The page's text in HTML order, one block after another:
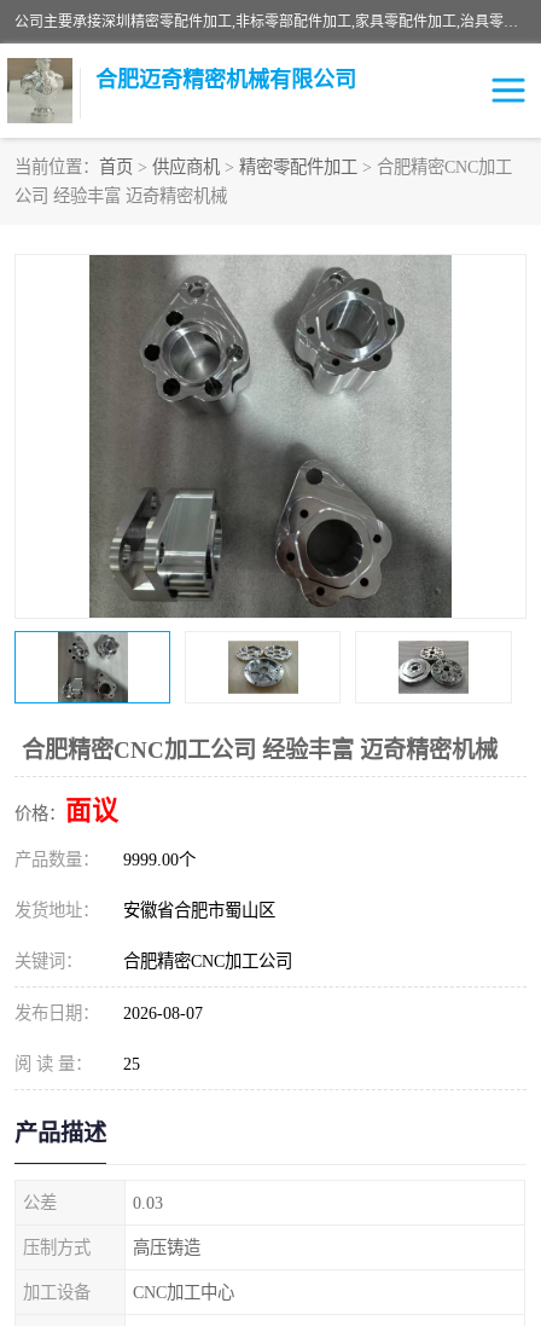
公司主要承接深圳精密零配件加工,非标零部配件加工,家具零配件加工,治具零配件加工,安徽精密零配件加工等各种各种精密机械加工，欢迎来来电咨询！
合肥迈奇精密机械有限公司
当前位置： 首页 > 供应商机 > 精密零配件加工 > 合肥精密CNC加工
公司 经验丰富 迈奇精密机械
合肥精密CNC加工公司 经验丰富 迈奇精密机械
价格： 面议
产品数量： 9999.00个
发货地址： 安徽省合肥市蜀山区
关键词： 合肥精密CNC加工公司
发布日期： 2026-08-07
阅 读 量： 25
产品描述
公差 0.03
压制方式 高压铸造
加工设备 CNC加工中心
铣床加工
机器人零件加工 绝缘材料加工
家具零配件加工 数控精密机加工
机床零件加工
数控机床加工